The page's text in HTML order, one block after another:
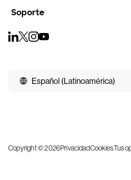
Soporte
Español (Latinoamérica)
Copyright © 2026PrivacidadCookiesTus